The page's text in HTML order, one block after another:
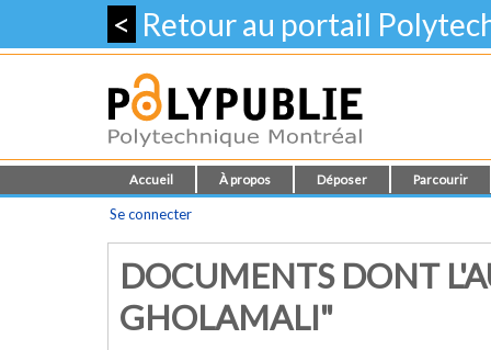
< Retour au portail
Accueil À propos Déposer Parcourir
Se connecter
DOCUMENTS DONT
GHOLAMALI"